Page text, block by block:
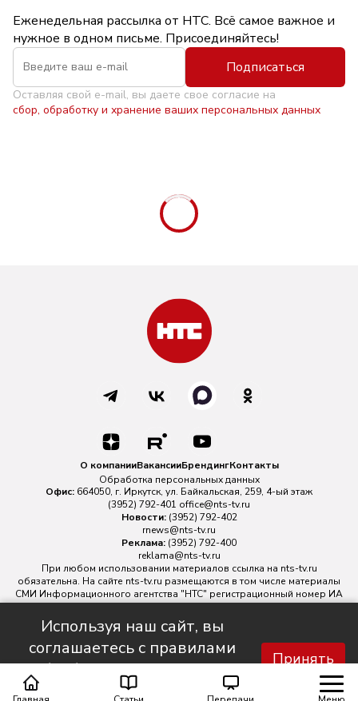
Еженедельная рассылка от НТС. Всё самое важное и
нужное в одном письме. Присоединяйтесь!
Подписаться
Оставляя свой e-mail, вы даете свое согласие на
сбор, обработку и хранение ваших персональных данных
Используя наш сайт, вы
соглашаетесь с правилами
обработки персональных
данных.
Принять
О компанииВакансииБрендингКонтакты
Обработка персональных данных
Офис: 664050, г. Иркутск, ул. Байкальская, 259, 4-ый этаж
(3952) 792-401 office@nts-tv.ru
Новости: (3952) 792-402
rnews@nts-tv.ru
Реклама: (3952) 792-400
reklama@nts-tv.ru
При любом использовании материалов ссылка на nts-tv.ru
обязательна. На сайте nts-tv.ru размещаются в том числе материалы
СМИ Информационного агентства "НТС" регистрационный номер ИА
№ ФС 77 - 88763 зарегистрировано Федеральной службой по
надзору в сфере связи, информационных технологий и массовых
коммуникаций.
Главный редактор ИА "НТС" Иштулкин Евгений Александрович16+